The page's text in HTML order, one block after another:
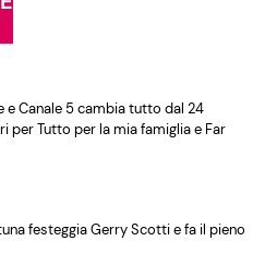
e Canale 5 cambia tutto dal 24
per Tutto per la mia famiglia e Far
festeggia Gerry Scotti e fa il pieno